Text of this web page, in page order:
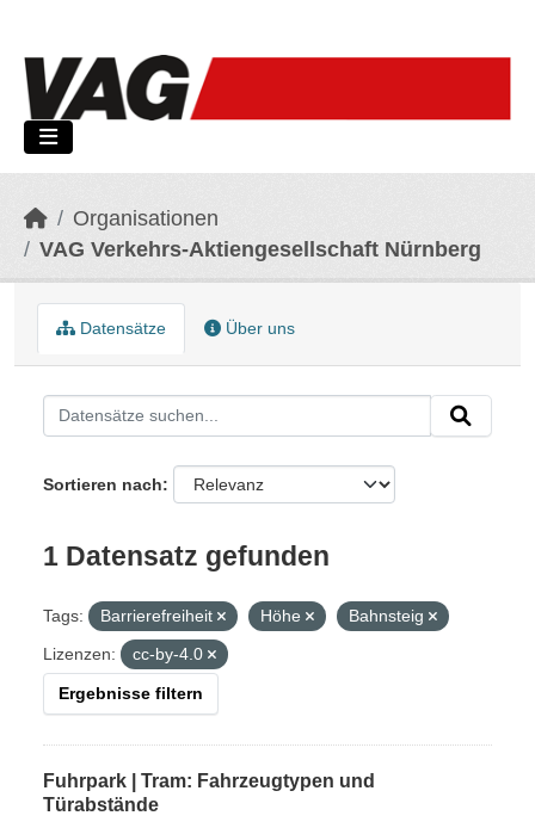
Organisationen
VAG Verkehrs-Aktiengesellschaft Nürnberg
Datensätze Über uns
Sortieren nach
1 Datensatz gefunden
Tags: Barrierefreiheit Höhe
Bahnsteig
Lizenzen:
cc-by-4.0
Ergebnisse filtern
Fuhrpark | Tram: Fahrzeugtypen und
Türabstände